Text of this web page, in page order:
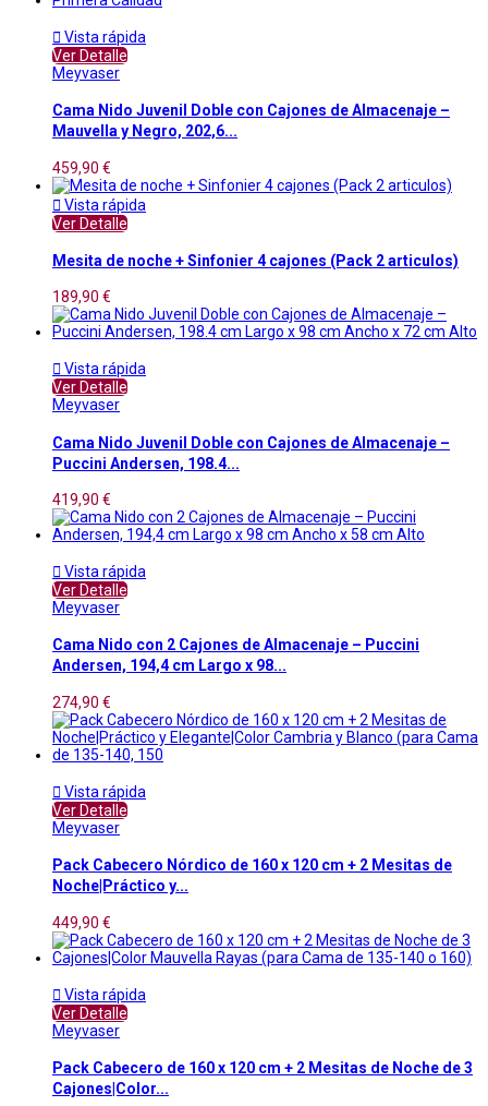
 Vista rápida
Ver Detalle
Meyvaser
Cama Nido Juvenil Doble con Cajones de Almacenaje –
Mauvella y Negro, 202,6...
459,90 €
 Vista rápida
Ver Detalle
Mesita de noche + Sinfonier 4 cajones (Pack 2 articulos)
189,90 €
 Vista rápida
Ver Detalle
Meyvaser
Cama Nido Juvenil Doble con Cajones de Almacenaje –
Puccini Andersen, 198.4...
419,90 €
 Vista rápida
Ver Detalle
Meyvaser
Cama Nido con 2 Cajones de Almacenaje – Puccini
Andersen, 194,4 cm Largo x 98...
274,90 €
 Vista rápida
Ver Detalle
Meyvaser
Pack Cabecero Nórdico de 160 x 120 cm + 2 Mesitas de
Noche|Práctico y...
449,90 €
 Vista rápida
Ver Detalle
Meyvaser
Pack Cabecero de 160 x 120 cm + 2 Mesitas de Noche de 3
Cajones|Color...